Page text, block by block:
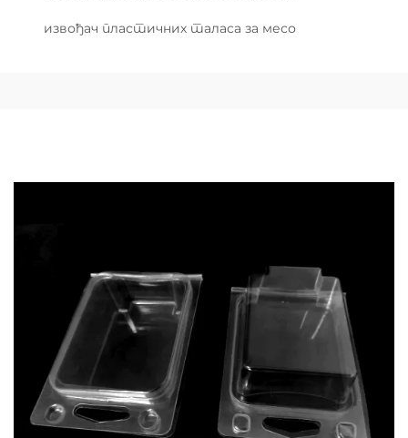
извођач пластичних таласа за месо